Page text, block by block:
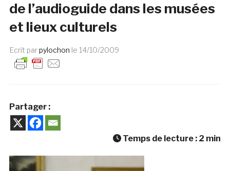
de l’audioguide dans les musées
et lieux culturels
Ecrit parpylochon le 14/10/2009
Partager :
Temps de lecture : 2 min